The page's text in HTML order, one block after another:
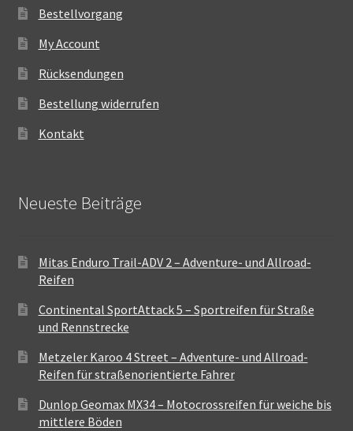
Bestellvorgang
My Account
Rücksendungen
Bestellung widerrufen
Kontakt
Neueste Beiträge
Mitas Enduro Trail-ADV 2 – Adventure- und Allroad-
Reifen
Continental SportAttack 5 – Sportreifen für Straße
und Rennstrecke
Metzeler Karoo 4 Street – Adventure- und Allroad-
Reifen für straßenorientierte Fahrer
Dunlop Geomax MX34 – Motocrossreifen für weiche bis
mittlere Böden